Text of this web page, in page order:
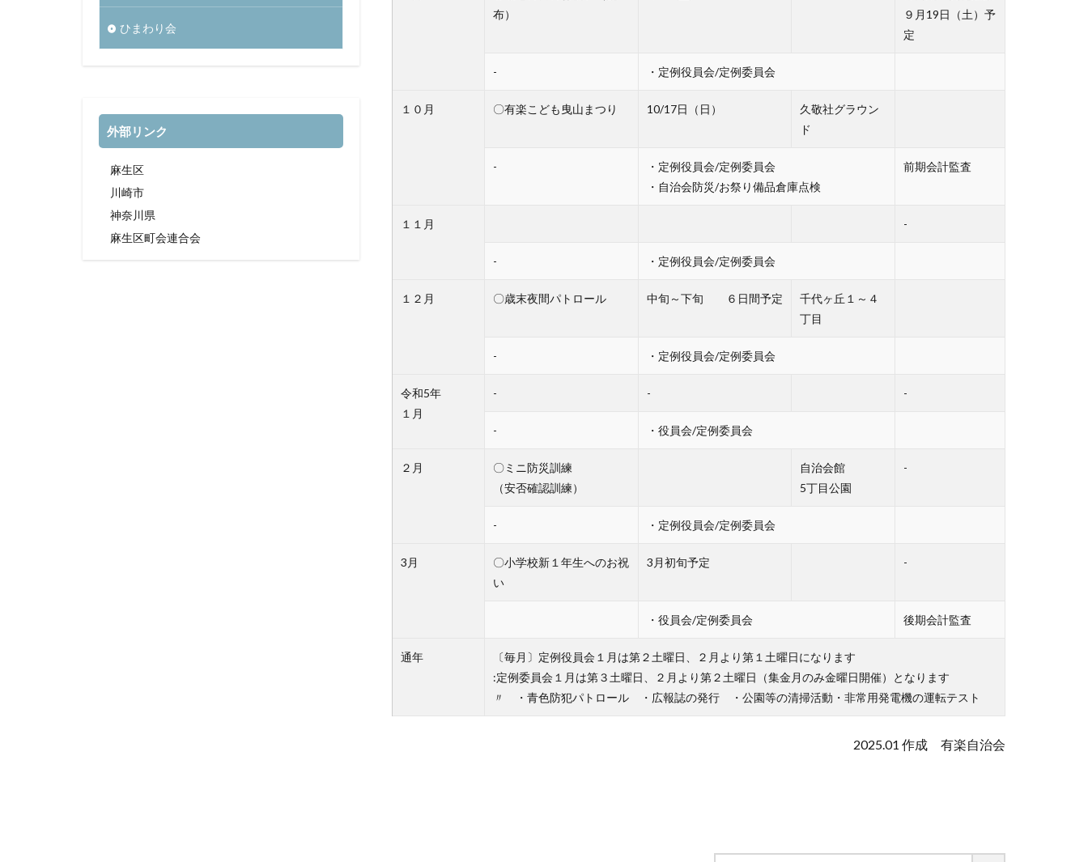
布）
９月19日（土）予
定
- ・定例役員会/定例委員会
１０月 〇有楽こども曳山まつり 10/17日（日）
久敬社グラウン
ド
-
・定例役員会/定例委員会
・自治会防災/お祭り備品倉庫点検
前期会計監査
１１月 -
- ・定例役員会/定例委員会
１２月 〇歳末夜間パトロール 中旬～下旬 ６日間予定
千代ヶ丘１～４
丁目
- ・定例役員会/定例委員会
令和5年
１月
- - -
- ・役員会/定例委員会
２月
〇ミニ防災訓練
（安否確認訓練）
自治会館
5丁目公園
-
- ・定例役員会/定例委員会
3月
〇小学校新１年生へのお祝
い
3月初旬予定 -
・役員会/定例委員会 後期会計監査
通年
〔毎月〕定例役員会１月は第２土曜日、２月より第１土曜日になります
:定例委員会１月は第３土曜日、２月より第２土曜日（集金月のみ金曜日開催）となります
〃 ・青色防犯パトロール ・広報誌の発行 ・公園等の清掃活動・非常用発電機の運転テスト
2025.01 作成 有楽自治会
ひまわり会
外部リンク
麻生区
川崎市
神奈川県
麻生区町会連合会